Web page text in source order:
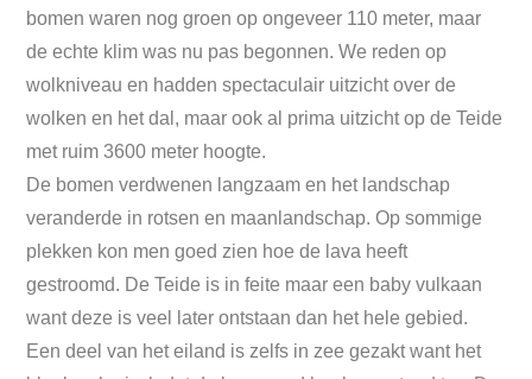
bomen waren nog groen op ongeveer 110 meter, maar
de echte klim was nu pas begonnen. We reden op
wolkniveau en hadden spectaculair uitzicht over de
wolken en het dal, maar ook al prima uitzicht op de Teide
met ruim 3600 meter hoogte.
De bomen verdwenen langzaam en het landschap
veranderde in rotsen en maanlandschap. Op sommige
plekken kon men goed zien hoe de lava heeft
gestroomd. De Teide is in feite maar een baby vulkaan
want deze is veel later ontstaan dan het hele gebied.
Een deel van het eiland is zelfs in zee gezakt want het